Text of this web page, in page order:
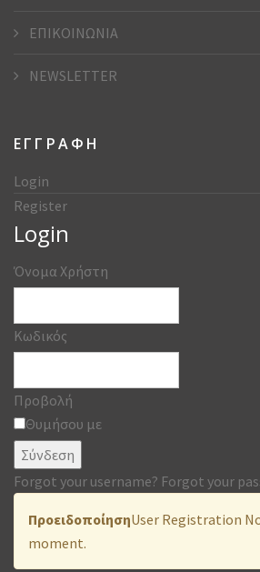
ΕΠΙΚΟΙΝΩΝΙΑ
NEWSLETTER
ΕΓΓΡΑΦΗ
Login
Register
Login
Όνομα Χρήστη
Κωδικός
Προβολή
Θυμήσου με
Σύνδεση
Forgot your username? Forgot your
ΠροειδοποίησηUser Registration
moment.